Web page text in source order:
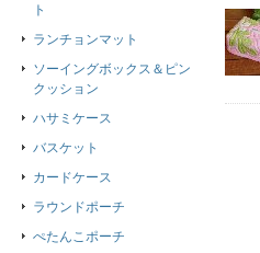
ト
ランチョンマット
ソーイングボックス＆ピン
クッション
ハサミケース
バスケット
カードケース
ラウンドポーチ
ぺたんこポーチ